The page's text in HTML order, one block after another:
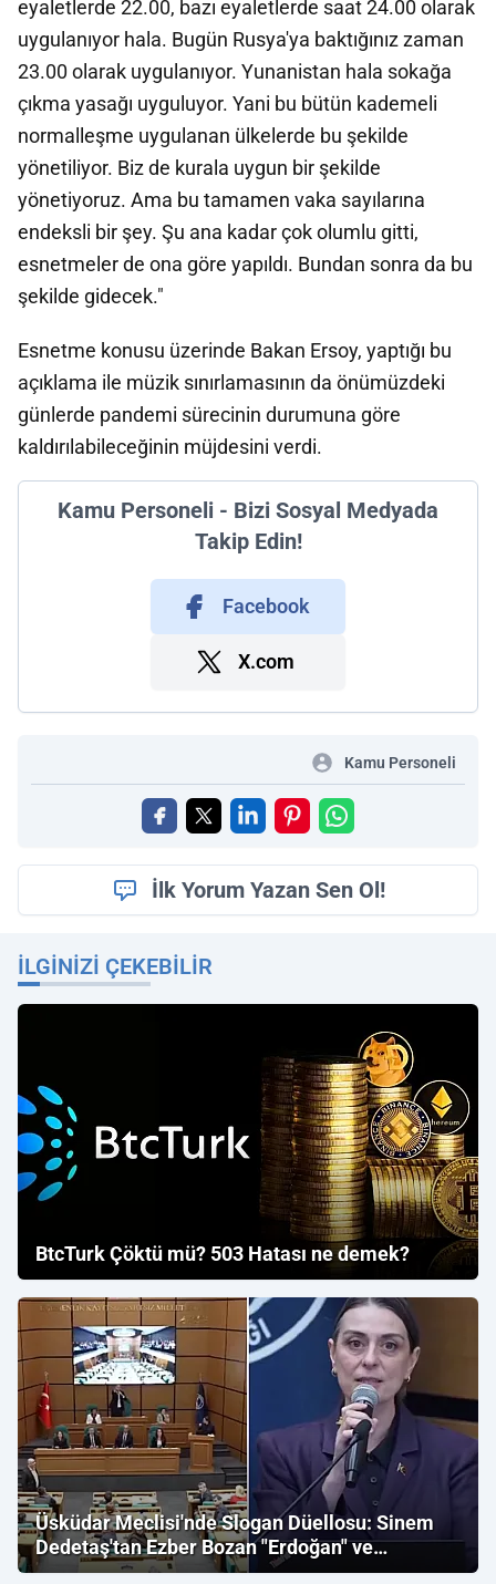
eyaletlerde 22.00, bazı eyaletlerde saat 24.00 olarak
uygulanıyor hala. Bugün Rusya'ya baktığınız zaman
23.00 olarak uygulanıyor. Yunanistan hala sokağa
çıkma yasağı uyguluyor. Yani bu bütün kademeli
normalleşme uygulanan ülkelerde bu şekilde
yönetiliyor. Biz de kurala uygun bir şekilde
yönetiyoruz. Ama bu tamamen vaka sayılarına
endeksli bir şey. Şu ana kadar çok olumlu gitti,
esnetmeler de ona göre yapıldı. Bundan sonra da bu
şekilde gidecek."
Esnetme konusu üzerinde Bakan Ersoy, yaptığı bu
açıklama ile müzik sınırlamasının da önümüzdeki
günlerde pandemi sürecinin durumuna göre
kaldırılabileceğinin müjdesini verdi.
Kamu Personeli - Bizi Sosyal Medyada
Takip Edin!
Facebook
X.com
Kamu Personeli
İlk Yorum Yazan Sen Ol!
İLGINIZI ÇEKEBILIR
BtcTurk Çöktü mü? 503 Hatası ne demek?
Üsküdar Meclisi'nde Slogan Düellosu: Sinem
Dedetaş'tan Ezber Bozan "Erdoğan" ve
"İmamoğlu" Çıkışı!